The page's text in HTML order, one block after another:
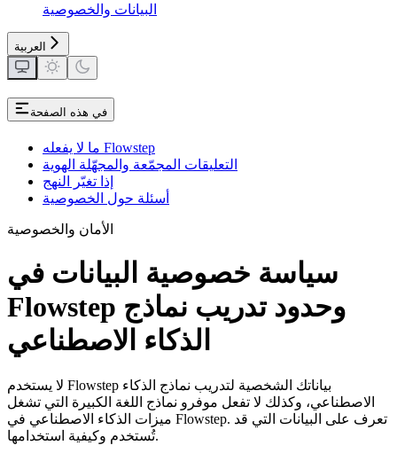
البيانات والخصوصية
العربية
في هذه الصفحة
ما لا يفعله Flowstep
التعليقات المجمّعة والمجهّلة الهوية
إذا تغيّر النهج
أسئلة حول الخصوصية
الأمان والخصوصية
سياسة خصوصية البيانات في
Flowstep وحدود تدريب نماذج
الذكاء الاصطناعي
لا يستخدم Flowstep بياناتك الشخصية لتدريب نماذج الذكاء
الاصطناعي، وكذلك لا تفعل موفرو نماذج اللغة الكبيرة التي تشغل
ميزات الذكاء الاصطناعي في Flowstep. تعرف على البيانات التي قد
تُستخدم وكيفية استخدامها.